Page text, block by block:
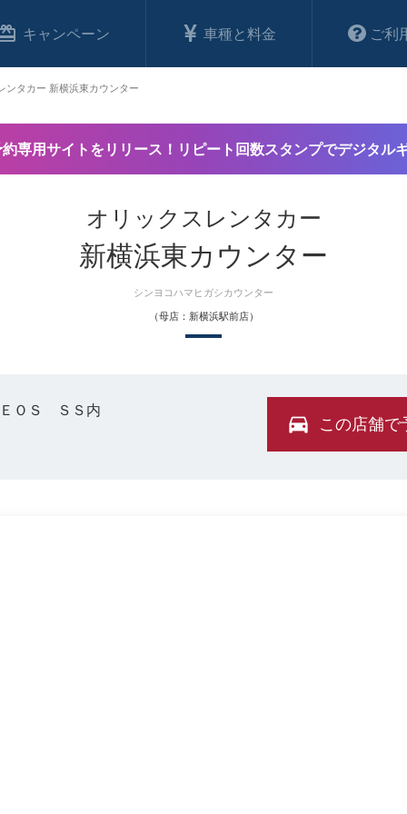
キャンペーン 車種と料金 ご利
専用サイトをリリース！リピート回数スタンプでデジタル
オリックスレンタカー
新横浜東カウンター
シンヨコハマヒガシカウンター
（母店：新横浜駅前店）
ＥＯＳ ＳＳ内
この店舗で
ンタカー 新横浜東カウンター